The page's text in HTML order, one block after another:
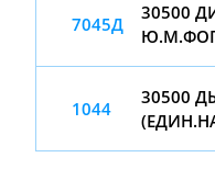
7045Д
30500
1044
30500